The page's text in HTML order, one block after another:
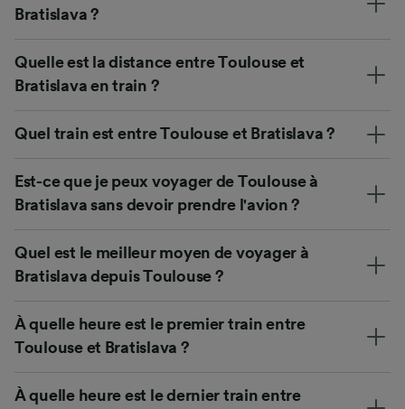
Bratislava ?
Quelle est la distance entre Toulouse et
Bratislava en train ?
Quel train est entre Toulouse et Bratislava ?
Est-ce que je peux voyager de Toulouse à
Bratislava sans devoir prendre l'avion ?
Quel est le meilleur moyen de voyager à
Bratislava depuis Toulouse ?
À quelle heure est le premier train entre
Toulouse et Bratislava ?
À quelle heure est le dernier train entre